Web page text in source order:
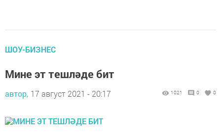
ШОУ-БИЗНЕС
Мине эт тешләде бит
автор, 17 август 2021 - 20:17 1021 0 0